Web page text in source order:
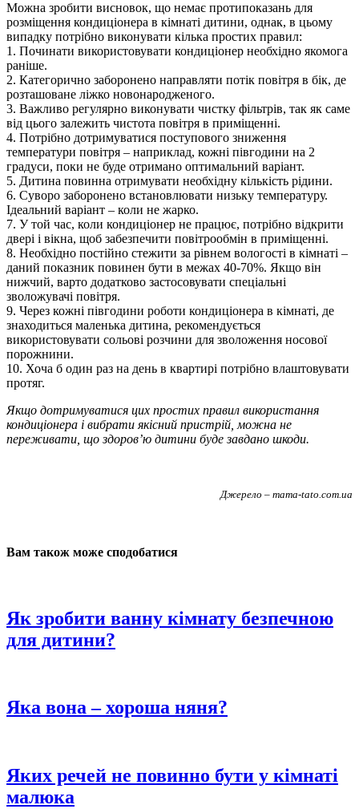
Можна зробити висновок, що немає протипоказань для
розміщення кондиціонера в кімнаті дитини, однак, в цьому
випадку потрібно виконувати кілька простих правил:
1. Починати використовувати кондиціонер необхідно якомога
раніше.
2. Категорично заборонено направляти потік повітря в бік, де
розташоване ліжко новонародженого.
3. Важливо регулярно виконувати чистку фільтрів, так як саме
від цього залежить чистота повітря в приміщенні.
4. Потрібно дотримуватися поступового зниження
температури повітря – наприклад, кожні півгодини на 2
градуси, поки не буде отримано оптимальний варіант.
5. Дитина повинна отримувати необхідну кількість рідини.
6. Суворо заборонено встановлювати низьку температуру.
Ідеальний варіант – коли не жарко.
7. У той час, коли кондиціонер не працює, потрібно відкрити
двері і вікна, щоб забезпечити повітрообмін в приміщенні.
8. Необхідно постійно стежити за рівнем вологості в кімнаті –
даний показник повинен бути в межах 40-70%. Якщо він
нижчий, варто додатково застосовувати спеціальні
зволожувачі повітря.
9. Через кожні півгодини роботи кондиціонера в кімнаті, де
знаходиться маленька дитина, рекомендується
використовувати сольові розчини для зволоження носової
порожнини.
10. Хоча б один раз на день в квартирі потрібно влаштовувати
протяг.
Якщо дотримуватися цих простих правил використання
кондиціонера і вибрати якісний пристрій, можна не
переживати, що здоров’ю дитини буде завдано шкоди.
Джерело – mama-tato.com.ua
Вам також може сподобатися
Як зробити ванну кімнату безпечною
для дитини?
Яка вона – хороша няня?
Яких речей не повинно бути у кімнаті
малюка